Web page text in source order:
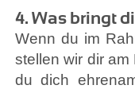
4. Was bringt
Wenn du im
stellen wir dir
du dich